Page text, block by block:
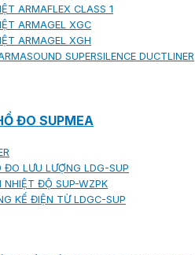
ARMAFLEX CLASS 1
ARMAGEL XGC
ARMAGEL XGH
SUPERSILENCE DUCTLINER
ĐO SUPMEA
ĐO LƯU LƯỢNG LDG-SUP
NHIỆT ĐỘ SUP-WZPK
KẾ ĐIỆN TỪ LDGC-SUP